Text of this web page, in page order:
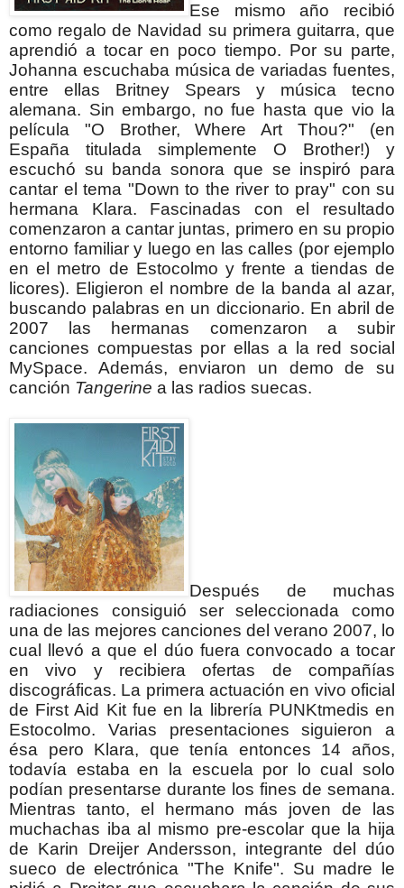
Ese mismo año recibió
como regalo de Navidad su primera guitarra, que
aprendió a tocar en poco tiempo. Por su parte,
Johanna escuchaba música de variadas fuentes,
entre ellas Britney Spears y música tecno
alemana. Sin embargo, no fue hasta que vio la
película "O Brother, Where Art Thou?" (en
España titulada simplemente O Brother!) y
escuchó su banda sonora que se inspiró para
cantar el tema "Down to the river to pray" con su
hermana Klara. Fascinadas con el resultado
comenzaron a cantar juntas, primero en su propio
entorno familiar y luego en las calles (por ejemplo
en el metro de Estocolmo y frente a tiendas de
licores). Eligieron el nombre de la banda al azar,
buscando palabras en un diccionario. En abril de
2007 las hermanas comenzaron a subir
canciones compuestas por ellas a la red social
MySpace. Además, enviaron un demo de su
canción Tangerine a las radios suecas.
Después de muchas
radiaciones consiguió ser seleccionada como
una de las mejores canciones del verano 2007, lo
cual llevó a que el dúo fuera convocado a tocar
en vivo y recibiera ofertas de compañías
discográficas. La primera actuación en vivo oficial
de First Aid Kit fue en la librería PUNKtmedis en
Estocolmo. Varias presentaciones siguieron a
ésa pero Klara, que tenía entonces 14 años,
todavía estaba en la escuela por lo cual solo
podían presentarse durante los fines de semana.
Mientras tanto, el hermano más joven de las
muchachas iba al mismo pre-escolar que la hija
de Karin Dreijer Andersson, integrante del dúo
sueco de electrónica "The Knife". Su madre le